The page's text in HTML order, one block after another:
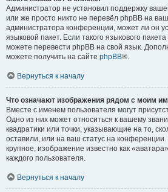
Администратор не установил поддержку
или же просто никто не перевёл phpBB на
администратора конференции, может ли он
языковой пакет. Если такого языкового
можете перевести phpBB на свой язык.
можете получить на сайте phpBB®.
Вернуться к началу
Что означают изображения рядом с моим
Вместе с именем пользователя могут
Одно из них может относиться к вашему
квадратики или точки, указывающие на то,
оставили, или на ваш статус на
крупное, изображение известно как
каждого пользователя.
Вернуться к началу